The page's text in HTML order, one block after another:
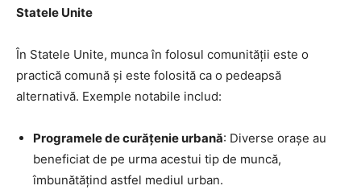
Statele Unite
În Statele Unite, munca în folosul comunității este o
practică comună și este folosită ca o pedeapsă
alternativă. Exemple notabile includ:
Programele de curățenie urbană: Diverse orașe au
beneficiat de pe urma acestui tip de muncă,
îmbunătățind astfel mediul urban.